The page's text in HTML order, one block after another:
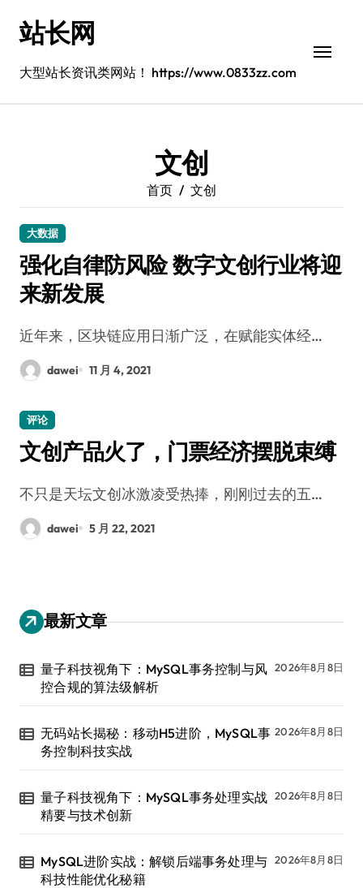
站长网
大型站长资讯类网站！ https://www.0833zz.com
文创
首页 文创
大数据
强化自律防风险 数字文创行业将迎
来新发展
近年来，区块链应用日渐广泛，在赋能实体经…
dawei 11 月 4, 2021
评论
文创产品火了，门票经济摆脱束缚
不只是天坛文创冰激凌受热捧，刚刚过去的五…
dawei 5 月 22, 2021
最新文章
量子科技视角下：MySQL事务控制与风
控合规的算法级解析
2026年8月8日
无码站长揭秘：移动H5进阶，MySQL事
务控制科技实战
2026年8月8日
量子科技视角下：MySQL事务处理实战
精要与技术创新
2026年8月8日
MySQL进阶实战：解锁后端事务处理与
科技性能优化秘籍
2026年8月8日